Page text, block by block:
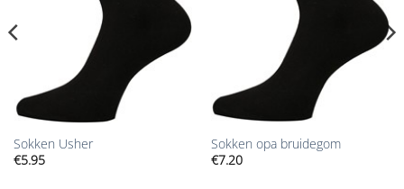
Sokken Usher
€5.95
Sokken opa bruidegom
€7.20